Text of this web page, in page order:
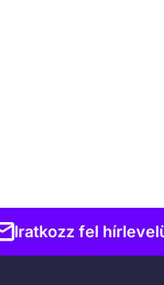
Iratkozz fel